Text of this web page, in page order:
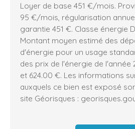
Loyer de base 451 €/mois.
95 €/mois, régularisation
garantie 451 €. Classe énergie
Montant moyen estimé des
d'énergie pour un usage
des prix de l'énergie de l'année
et 624.00 €. Les informations
auxquels ce bien est exposé
site Géorisques :